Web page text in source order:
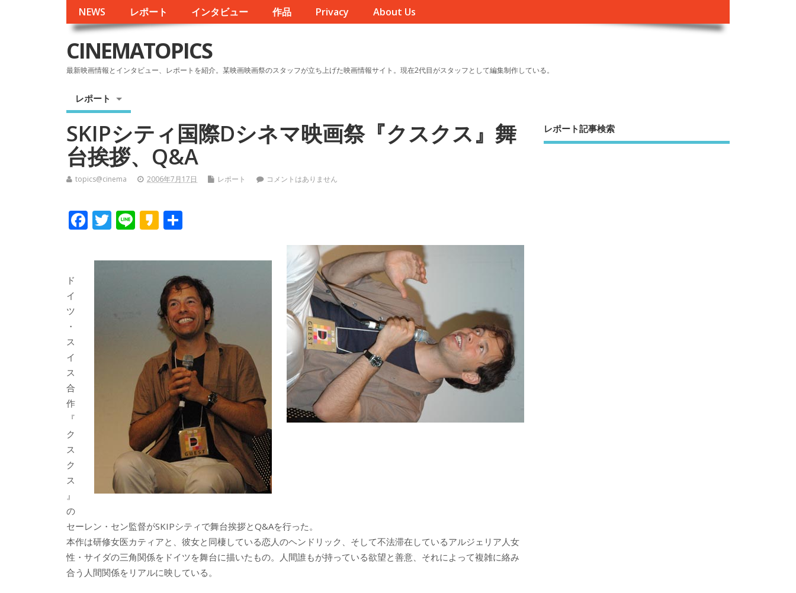
NEWS レポート インタビュー 作品 Privacy About Us
CINEMATOPICS
最新映画情報とインタビュー、レポートを紹介。某映画映画祭のスタッフが立ち上げた映画情報サイト。現在2代目がスタッフとして編集制作している。
レポート
SKIPシティ国際Dシネマ映画祭『クスクス』舞
台挨拶、Q&A
topics@cinema 2006年7月17日 レポート コメントはありません
F
e
T
itt
Li
e
K
k
a
o
ド
イ
ツ
・
ス
イ
ス
合
作
『
ク
ス
ク
ス
』
の
セーレン・セン監督がSKIPシティで舞台挨拶とQ&Aを行った。
本作は研修女医カティアと、彼女と同棲している恋人のヘンドリック、そして不法滞在しているアルジェリア人女
性・サイダの三角関係をドイツを舞台に描いたもの。人間誰もが持っている欲望と善意、それによって複雑に絡み
合う人間関係をリアルに映している。
レポート記事検索